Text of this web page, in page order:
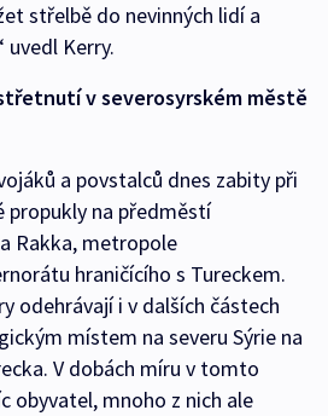
střelbě do nevinných lidí a
uvedl Kerry.
v severosyrském městě
a povstalců dnes zabity při
propukly na předměstí
Rakka, metropole
hraničícího s Tureckem.
odehrávají i v dalších částech
místem na severu Sýrie na
V dobách míru v tomto
obyvatel, mnoho z nich ale